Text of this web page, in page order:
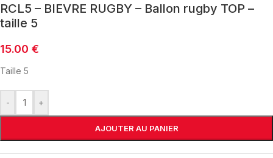
RCL5 – BIEVRE RUGBY – Ballon rugby TOP –
taille 5
15.00 €
Taille 5
- +
AJOUTER AU PANIER